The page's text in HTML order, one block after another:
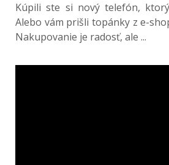
Kúpili ste si nový telefón,
Alebo vám prišli topánky z e-
Nakupovanie je radosť, ale ...